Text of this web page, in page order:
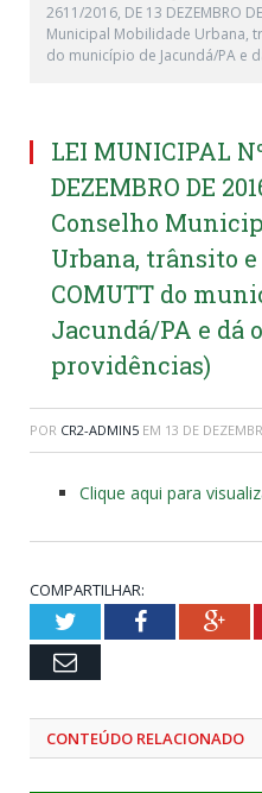
2611/2016, DE 13 DEZEMBRO
Municipal Mobilidade Urbana,
do município de Jacundá/PA e
LEI MUNICIPAL
DEZEMBRO DE
Conselho
Urbana, trânsito
COMUTT do
Jacundá/PA e dá
providências)
POR CR2-ADMIN5 EM 13 DE
Clique aqui para
COMPARTILHAR:
TwitterFacebook
Email
CONTEÚDO RELACIONADO